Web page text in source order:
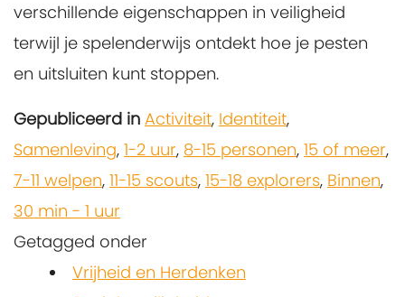
verschillende eigenschappen in veiligheid
terwijl je spelenderwijs ontdekt hoe je pesten
en uitsluiten kunt stoppen.
Gepubliceerd in Activiteit, Identiteit,
Samenleving, 1-2 uur, 8-15 personen, 15 of meer,
7-11 welpen, 11-15 scouts, 15-18 explorers, Binnen,
30 min - 1 uur
Getagged onder
Vrijheid en Herdenken